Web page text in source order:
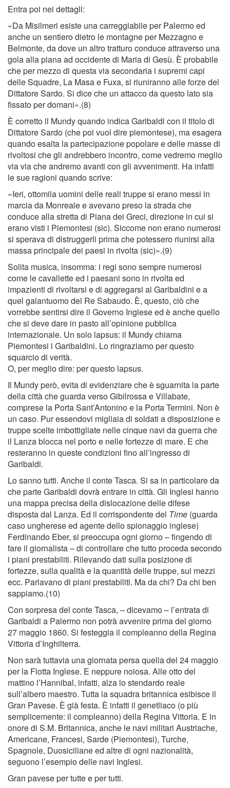
Entra poi nei dettagli:
«Da Misilmeri esiste una carreggiabile per Palermo ed
anche un sentiero dietro le montagne per Mezzagno e
Belmonte, da dove un altro tratturo conduce attraverso una
gola alla piana ad occidente di Maria di Gesù. È probabile
che per mezzo di questa via secondaria i supremi capi
delle Squadre, La Masa e Fuxa, si riuniranno alle forze del
Dittatore Sardo. Si dice che un attacco da questo lato sia
ﬁssato per domani».(8)
È corretto il Mundy quando indica Garibaldi con il titolo di
Dittatore Sardo (che poi vuol dire piemontese), ma esagera
quando esalta la partecipazione popolare e delle masse di
rivoltosi che gli andrebbero incontro, come vedremo meglio
via via che andremo avanti con gli avvenimenti. Ha infatti
le sue ragioni quando scrive:
«Ieri, ottomila uomini delle reali truppe si erano messi in
marcia da Monreale e avevano preso la strada che
conduce alla stretta di Piana dei Greci, direzione in cui si
erano visti i Piemontesi (sic). Siccome non erano numerosi
si sperava di distruggerli prima che potessero riunirsi alla
massa principale dei paesi in rivolta (sic)».(9)
Solita musica, insomma: i regi sono sempre numerosi
come le cavallette ed i paesani sono in rivolta ed
impazienti di rivoltarsi e di aggregarsi ai Garibaldini e a
quel galantuomo del Re Sabaudo. È, questo, ciò che
vorrebbe sentirsi dire il Governo Inglese ed è anche quello
che si deve dare in pasto all’opinione pubblica
internazionale. Un solo lapsus: il Mundy chiama
Piemontesi i Garibaldini. Lo ringraziamo per questo
squarcio di verità.
O, per meglio dire: per questo lapsus.
Il Mundy però, evita di evidenziare che è sguarnita la parte
della città che guarda verso Gibilrossa e Villabate,
comprese la Porta Sant’Antonino e la Porta Termini. Non è
un caso. Pur essendovi migliaia di soldati a disposizione e
truppe scelte imbottigliate nelle cinque navi da guerra che
il Lanza blocca nel porto e nelle fortezze di mare. E che
resteranno in queste condizioni ﬁno all’ingresso di
Garibaldi.
Lo sanno tutti. Anche il conte Tasca. Si sa in particolare da
che parte Garibaldi dovrà entrare in città. Gli Inglesi hanno
una mappa precisa della dislocazione delle difese
disposta dal Lanza. Ed il corrispondente del Time (guarda
caso ungherese ed agente dello spionaggio inglese)
Ferdinando Eber, si preoccupa ogni giorno – ﬁngendo di
fare il giornalista – di controllare che tutto proceda secondo
i piani prestabiliti. Rilevando dati sulla posizione di
fortezze, sulla qualità e la quantità delle truppe, sui mezzi
ecc. Parlavano di piani prestabiliti. Ma da chi? Da chi ben
sappiamo.(10)
Con sorpresa del conte Tasca, – dicevamo – l’entrata di
Garibaldi a Palermo non potrà avvenire prima del giorno
27 maggio 1860. Si festeggia il compleanno della Regina
Vittoria d’Inghilterra.
Non sarà tuttavia una giornata persa quella del 24 maggio
per la Flotta Inglese. E neppure noiosa. Alle otto del
mattino l’Hannibal, infatti, alza lo stendardo reale
sull’albero maestro. Tutta la squadra britannica esibisce il
Gran Pavese. È già festa. È infatti il genetliaco (o più
semplicemente: il compleanno) della Regina Vittoria. E in
onore di S.M. Britannica, anche le navi militari Austriache,
Americane, Francesi, Sarde (Piemontesi), Turche,
Spagnole, Duosiciliane ed altre di ogni nazionalità,
seguono l’esempio delle navi Inglesi.
Gran pavese per tutte e per tutti.